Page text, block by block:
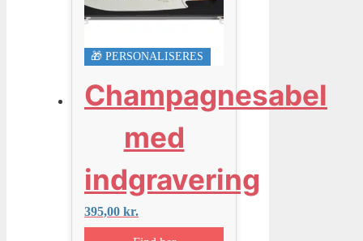
🎁 PERSONALISERES
Champagnesabel
med
indgravering
395,00 kr.